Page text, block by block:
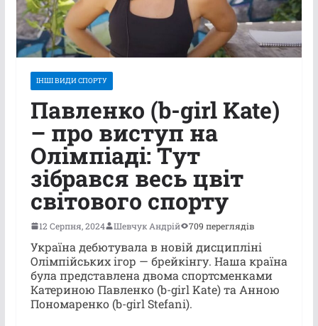
ІНШІ ВИДИ СПОРТУ
Павленко (b-girl Kate)
– про виступ на
Олімпіаді: Тут
зібрався весь цвіт
світового спорту
12 Серпня, 2024 Шевчук Андрій 709 переглядів
Україна дебютувала в новій дисципліні
Олімпійських ігор — брейкінгу. Наша країна
була представлена двома спортсменками
Катериною Павленко (b-girl Kate) та Анною
Пономаренко (b-girl Stefani).